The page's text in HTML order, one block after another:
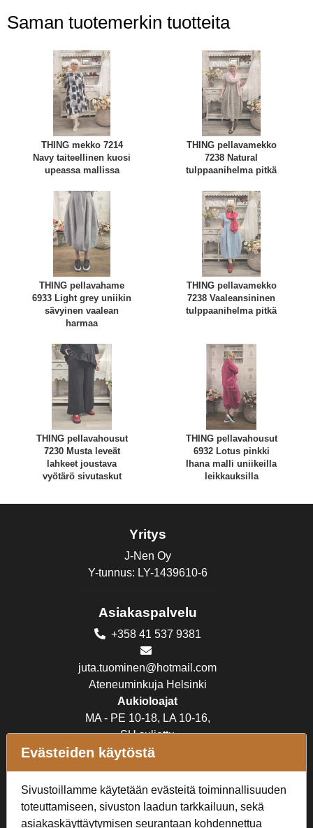
Saman tuotemerkin tuotteita
THING mekko 7214
Navy taiteellinen kuosi
upeassa mallissa
THING pellavamekko
7238 Natural
tulppaanihelma pitkä
THING pellavahame
6933 Light grey uniikin
sävyinen vaalean
harmaa
THING pellavamekko
7238 Vaaleansininen
tulppaanihelma pitkä
THING pellavahousut
7230 Musta leveät
lahkeet joustava
vyötärö sivutaskut
THING pellavahousut
6932 Lotus pinkki
Ihana malli uniikeilla
leikkauksilla
Yritys
J-Nen Oy
Y-tunnus: LY-1439610-6
Asiakaspalvelu
+358 41 537 9381
juta.tuominen@hotmail.com
Ateneuminkuja Helsinki
Aukioloajat
MA - PE 10-18, LA 10-16,
SU suljettu
Verkkokauppa
Tilaus- ja toimitusehdot
Rekisteriseloste
Evästeiden käytöstä
Sivustoillamme käytetään evästeitä toiminnallisuuden
toteuttamiseen, sivuston laadun tarkkailuun, sekä
asiakaskäyttäytymisen seurantaan kohdennettua